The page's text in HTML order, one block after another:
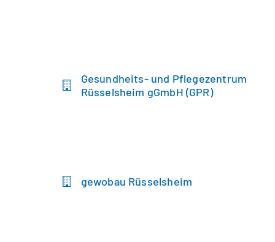
Gesundheits- und Pflegezentrum
Rüsselsheim gGmbH (GPR)
gewobau Rüsselsheim